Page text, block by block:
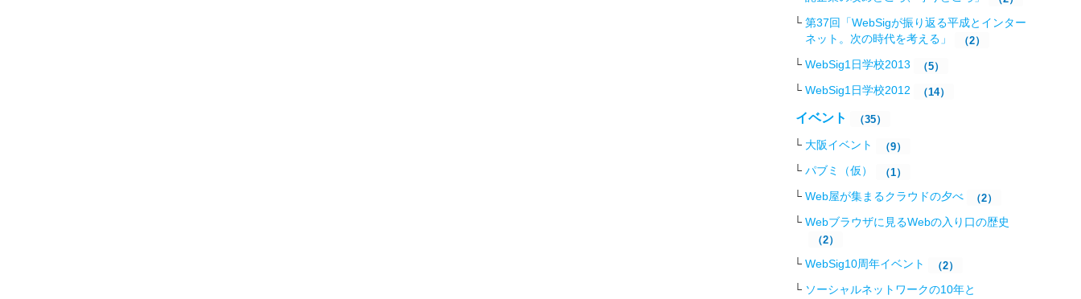
第37回「WebSigが振り返る平成とインター
ネット。次の時代を考える」
（2）
WebSig1日学校2013 （5）
WebSig1日学校2012 （14）
イベント （35）
大阪イベント （9）
パブミ（仮） （1）
Web屋が集まるクラウドの夕べ （2）
Webブラウザに見るWebの入り口の歴史
（2）
WebSig10周年イベント （2）
ソーシャルネットワークの10年と